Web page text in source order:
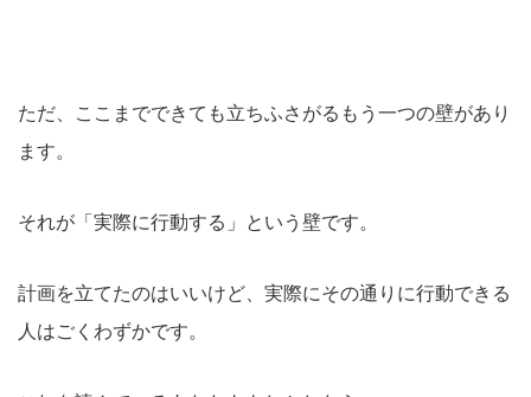
ただ、ここまでできても立ちふさがるもう一つの壁があり
ます。
それが「実際に行動する」という壁です。
計画を立てたのはいいけど、実際にその通りに行動できる
人はごくわずかです。